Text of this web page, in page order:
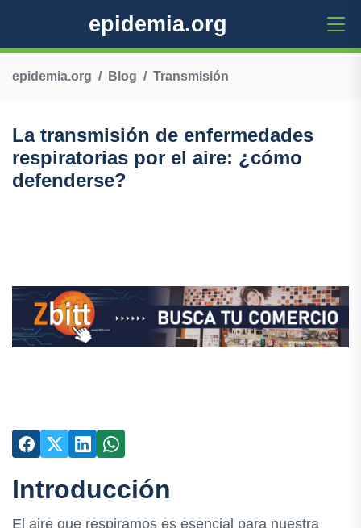
epidemia.org
epidemia.org Blog Transmisión
La transmisión de enfermedades
respiratorias por el aire: ¿cómo
defenderse?
Introducción
El aire que respiramos es esencial para nuestra